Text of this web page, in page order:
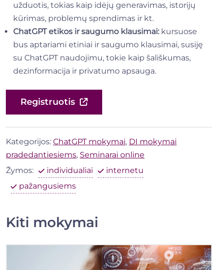
užduotis, tokias kaip idėjų generavimas, istorijų
kūrimas, problemų sprendimas ir kt.
ChatGPT etikos ir saugumo klausimai: kursuose
bus aptariami etiniai ir saugumo klausimai, susiję
su ChatGPT naudojimu, tokie kaip šališkumas,
dezinformacija ir privatumo apsauga.
Registruotis
Kategorijos: ChatGPT mokymai, DI mokymai
pradedantiesiems, Seminarai online
Žymos:
individualiai
internetu
pažangusiems
Kiti mokymai